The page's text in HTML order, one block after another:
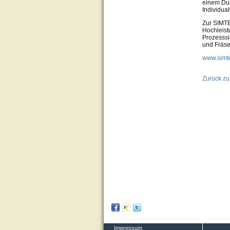
einem
Zur
und
Zurück
Impressum